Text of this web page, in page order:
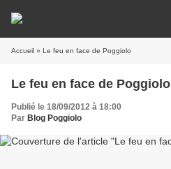
Accueil » Le feu en face de Poggiolo
Le feu en face de Poggiolo
Publié le 18/09/2012 à 18:00
Par Blog Poggiolo